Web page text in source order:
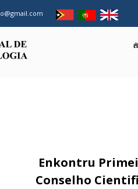
instituto
Enkontru
Conselho